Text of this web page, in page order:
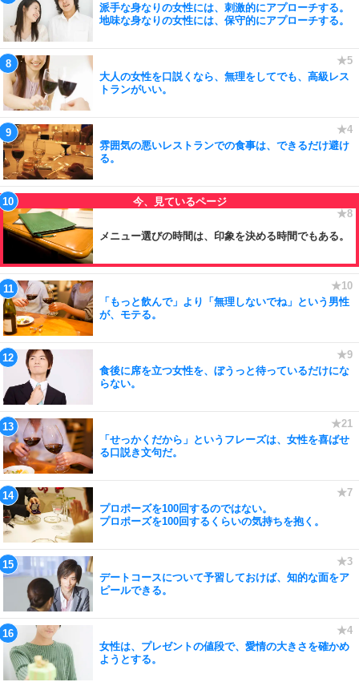
派手な身なりの女性には、刺激的にアプローチする。
地味な身なりの女性には、保守的にアプローチする。
大人の女性を口説くなら、無理をしてでも、高級レス
トランがいい。
雰囲気の悪いレストランでの食事は、できるだけ避け
る。
メニュー選びの時間は、印象を決める時間でもある。
「もっと飲んで」より「無理しないでね」という男性
が、モテる。
食後に席を立つ女性を、ぼうっと待っているだけにな
らない。
「せっかくだから」というフレーズは、女性を喜ばせ
る口説き文句だ。
プロポーズを100回するのではない。
プロポーズを100回するくらいの気持ちを抱く。
デートコースについて予習しておけば、知的な面をア
ピールできる。
女性は、プレゼントの値段で、愛情の大きさを確かめ
ようとする。